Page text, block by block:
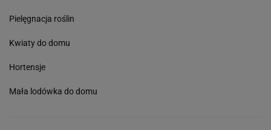
Pielęgnacja roślin
Kwiaty do domu
Hortensje
Mała lodówka do domu